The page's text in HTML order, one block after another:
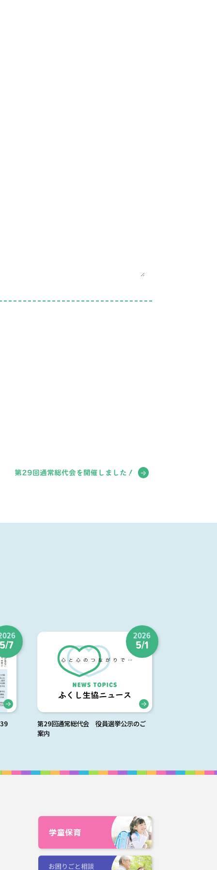
第29回通常総代会を開催しました！
5/7
2026
5/1
第29回通常総代会 役員選挙公示のご
案内